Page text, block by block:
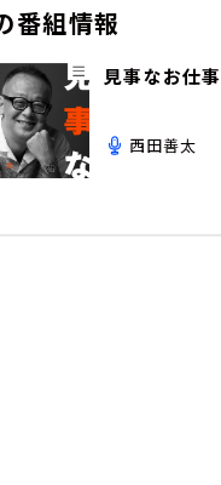
番組情報
見事なお仕事
西田善太